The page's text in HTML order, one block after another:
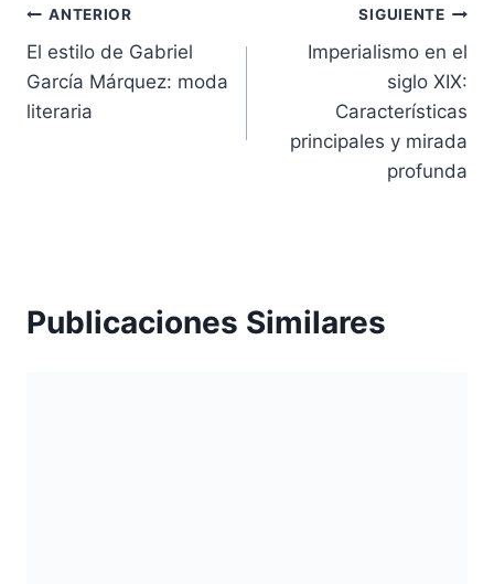
Navegación
de
entradas
ANTERIOR
El estilo de Gabriel
García Márquez: moda
literaria
SIGUIENTE
Imperialismo en el
siglo XIX:
Características
principales y mirada
profunda
Publicaciones Similares